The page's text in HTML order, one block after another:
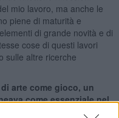
mio lavoro, ma anche le
piene di maturità e
di grande novità e di
cose di questi lavori
sulle altre ricerche
arte come gioco, un
come essenziale nel